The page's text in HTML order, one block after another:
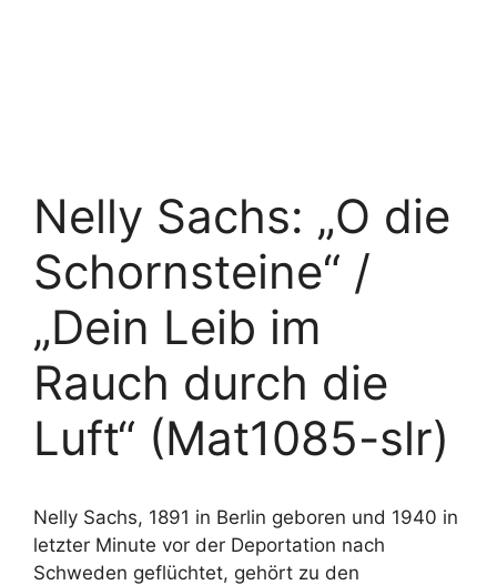
Nelly Sachs: „O die
Schornsteine“ /
„Dein Leib im
Rauch durch die
Luft“ (Mat1085-slr)
Nelly Sachs, 1891 in Berlin geboren und 1940 in
letzter Minute vor der Deportation nach
Schweden geflüchtet, gehört zu den